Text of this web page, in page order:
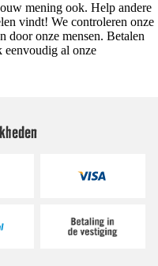
mening ook. Help andere
vindt! We controleren onze
door onze mensen. Betalen
al onze